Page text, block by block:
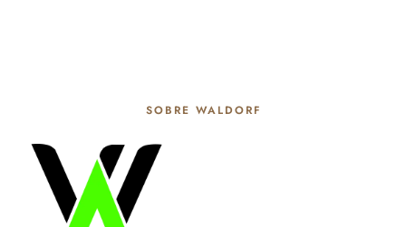
SOBRE WALDORF